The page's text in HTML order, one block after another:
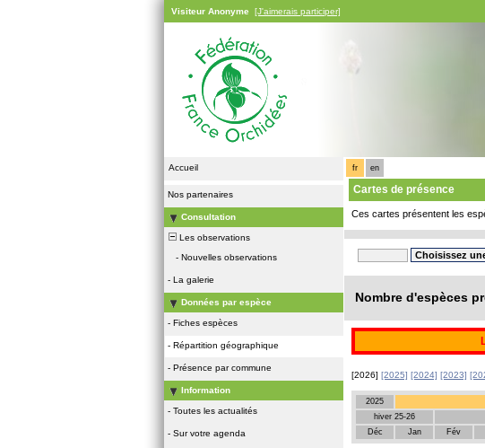
Visiteur Anonyme [J'aimerais participer]
Accueil
Nos partenaires
Consultation
Les observations
- Nouvelles observations
- La galerie
Données par espèce
- Fiches espèces
- Répartition géographique
- Présence par commune
Information
- Toutes les actualités
- Sur votre agenda
fr en
Cartes de présence
Ces cartes présentent les
Nombre d'espèces
[2026] [2025] [2024] [2023]
2025
hiver 25-26
Déc
Jan Fév